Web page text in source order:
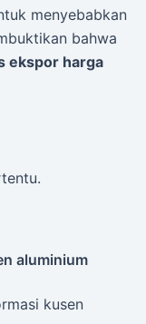
menyebabkan
bahwa
ekspor harga
aluminium
kusen